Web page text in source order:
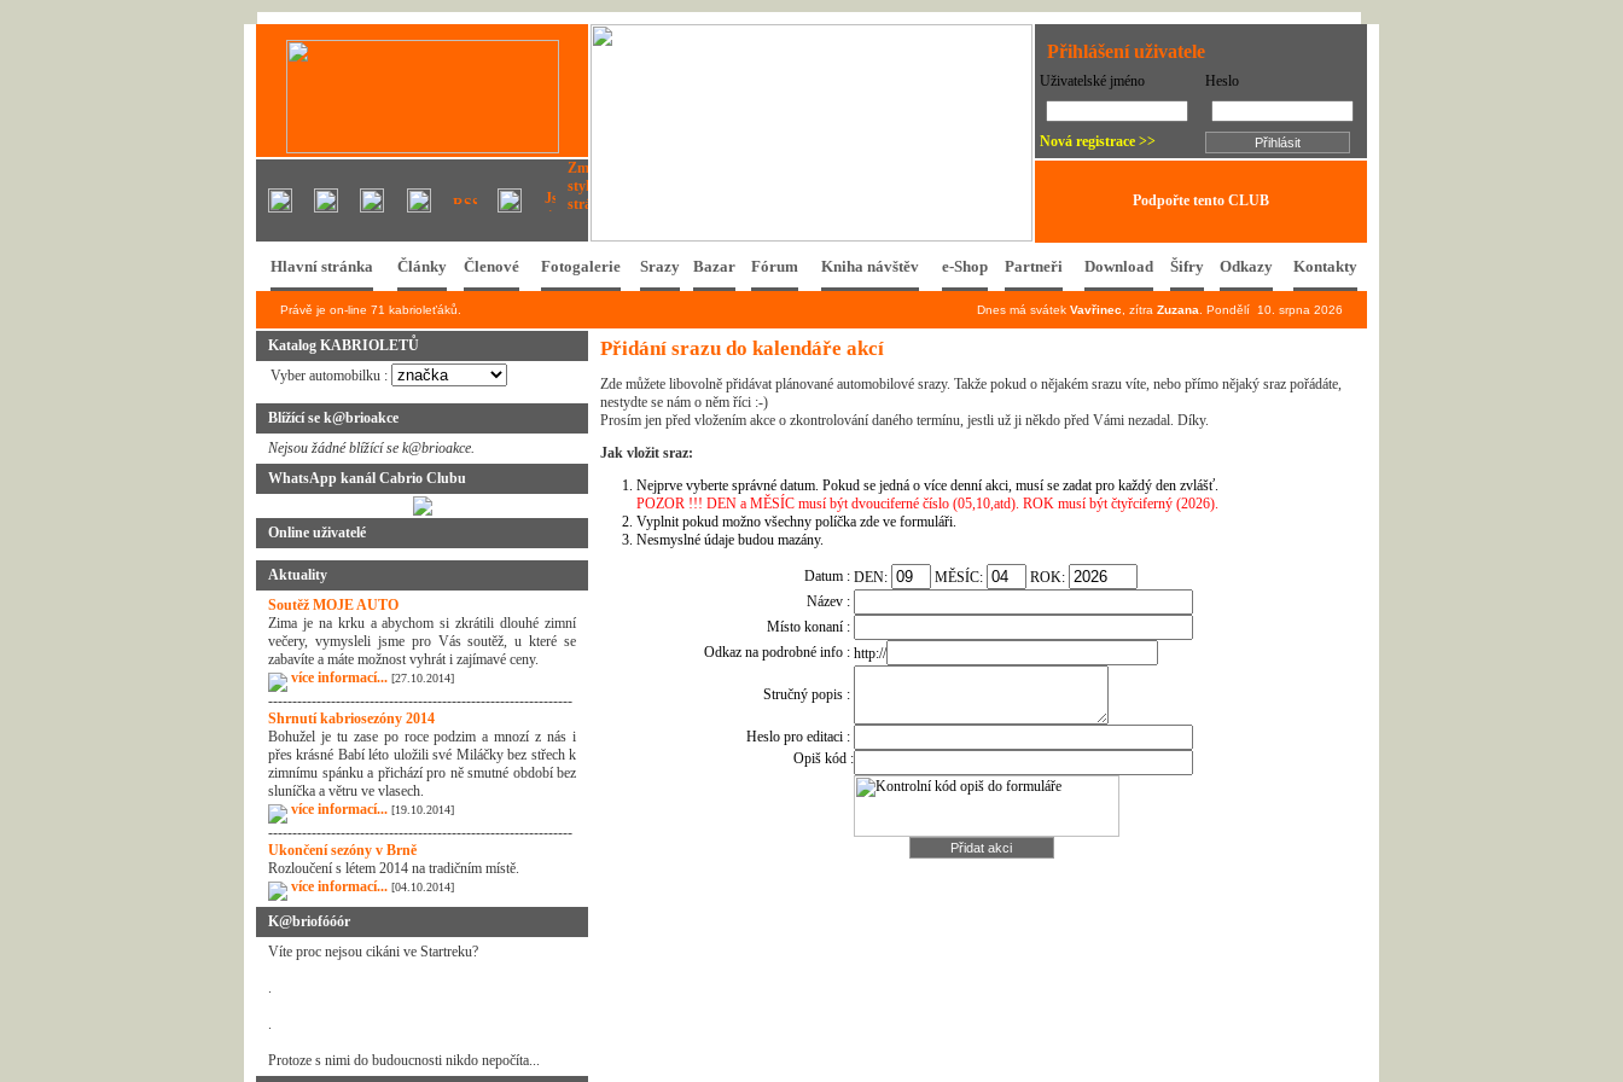
Přihlášení uživatele
Uživatelské jméno Heslo
Nová registrace >>
Podpořte tento CLUB
Hlavní stránka Články Členové Fotogalerie Srazy Bazar Fórum Kniha návštěv e-Shop Partneři Download Šifry Odkazy Kontakty
Právě je on-line 71 kabrioleťáků. Dnes má svátek Vavřinec , zítra Zuzana . Pondělí 10. srpna 2026
Katalog KABRIOLETŮ
Vyber automobilku :
Blížící se k@brioakce
Nejsou žádné blížící se k@brioakce.
WhatsApp kanál Cabrio Clubu
Online uživatelé
Aktuality
Soutěž MOJE AUTO
Zima je na krku a abychom si zkrátili dlouhé zimní
večery, vymysleli jsme pro Vás soutěž, u které se
zabavíte a máte možnost vyhrát i zajímavé ceny.
více informací... [27.10.2014]
---------------------------------------------------------------
Shrnutí kabriosezóny 2014
Bohužel je tu zase po roce podzim a mnozí z nás i
přes krásné Babí léto uložili své Miláčky bez střech k
zimnímu spánku a přichází pro ně smutné období bez
sluníčka a větru ve vlasech.
více informací... [19.10.2014]
---------------------------------------------------------------
Ukončení sezóny v Brně
Rozloučení s létem 2014 na tradičním místě.
více informací... [04.10.2014]
K@briofóóór
Víte proc nejsou cikáni ve Startreku?
.
.
Protoze s nimi do budoucnosti nikdo nepočíta...
Přidání srazu do kalendáře akcí
Zde můžete libovolně přidávat plánované automobilové srazy. Takže pokud o nějakém srazu víte, nebo přímo nějaký sraz pořádáte,
nestydte se nám o něm říci :-)
Prosím jen před vložením akce o zkontrolování daného termínu, jestli už ji někdo před Vámi nezadal. Díky.
Jak vložit sraz:
Nejprve vyberte správné datum. Pokud se jedná o více denní akci, musí se zadat pro každý den zvlášť.
POZOR !!! DEN a MĚSÍC musí být dvouciferné číslo (05,10,atd). ROK musí být čtyřciferný (2026).
Vyplnit pokud možno všechny políčka zde ve formuláři.
Nesmyslné údaje budou mazány.
Datum : DEN: MĚSÍC:
ROK:
Název :
Místo konaní :
Odkaz na podrobné info : http://
Stručný popis :
Heslo pro editaci :
Opiš kód :